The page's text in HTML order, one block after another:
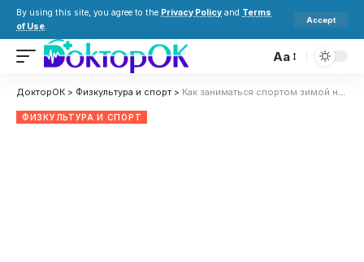
By using this site, you agree to the Privacy Policy and Terms
of Use.
Accept
Aa
ДокторОК > Физкультура и спорт > Как заниматься спортом зимой на улице, чтобы не заболеть: советы врачей
ФИЗКУЛЬТУРА И СПОРТ